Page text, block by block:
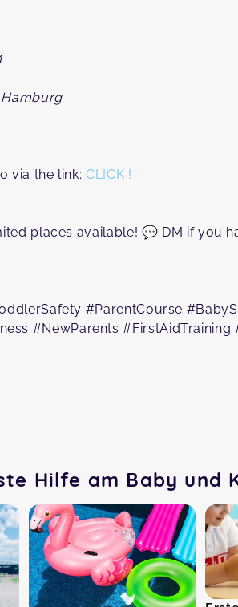
Hamburg⁠
via the link:CLICK !
places available! 💬 DM if you
#ParentCourse
#NewParents
Hilfe am Baby und